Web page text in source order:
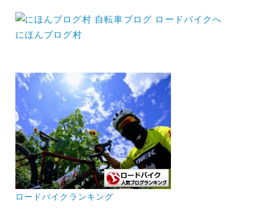
にほんブログ村
ロードバイクランキング